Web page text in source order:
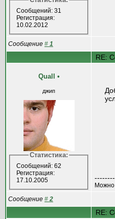
Сообщений: 31
Регистрация:
10.02.2012
Сообщение # 1
RE:
Quall •
джип
Статистика:
Сообщений: 62
Регистрация:
17.10.2005
Можно
Сообщение # 2
RE: